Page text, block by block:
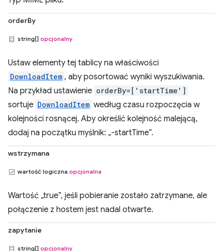
orderBy
string[] opcjonalny
Ustaw elementy tej tablicy na właściwości
DownloadItem , aby posortować wyniki wyszukiwania.
Na przykład ustawienie orderBy=['startTime']
sortuje DownloadItem według czasu rozpoczęcia w
kolejności rosnącej. Aby określić kolejność malejącą,
dodaj na początku myślnik: „-startTime”.
wstrzymana
wartość logiczna opcjonalna
Wartość „true”, jeśli pobieranie zostało zatrzymane, ale
połączenie z hostem jest nadal otwarte.
zapytanie
string[] opcjonalny